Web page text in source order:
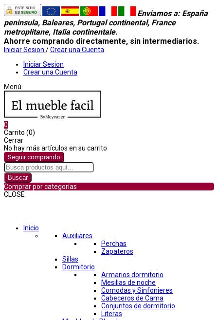
Enviamos a: España
peninsula, Baleares, Portugal continental, France
metroplitane, Italia continentale.
Ahorre comprando directamente, sin intermediarios.
Iniciar Sesion /Crear una Cuenta
Iniciar Sesion
Crear una Cuenta
Menú
0
Carrito (0)
Cerrar
No hay más artículos en su carrito
Seguir comprando
Buscar
Comprar por categorías
CLOSE
Inicio
Auxiliares
Perchas
Zapateros
Sillas
Dormitorio
Armarios dormitorio
Mesillas de noche
Comodas y Sinfonieres
Cabeceros de Cama
Conjuntos de dormitorio
Literas